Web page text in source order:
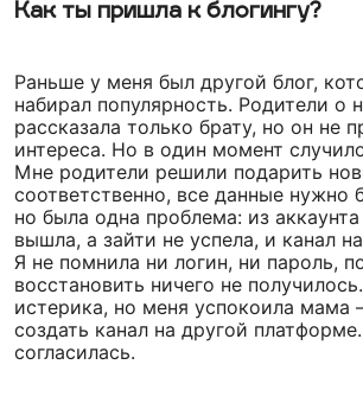
Как ты пришла к блогингу?
Раньше у меня был другой блог,
набирал популярность. Родители о
рассказала только брату, но он не
интереса. Но в один момент
Мне родители решили подарить
соответственно, все данные нужно
но была одна проблема: из
вышла, а зайти не успела, и канал
Я не помнила ни логин, ни пароль,
восстановить ничего не
истерика, но меня успокоила
создать канал на другой
согласилась.